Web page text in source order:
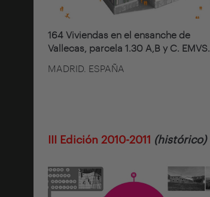
164 Viviendas en el ensanche de
Vallecas, parcela 1.30 A,B y C. EMVS.
MADRID. ESPAÑA
III Edición 2010-2011 (histórico)